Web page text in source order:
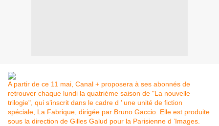
A partir de ce 11 mai, Canal + proposera à ses abonnés de
retrouver chaque lundi la quatrième saison de "La nouvelle
trilogie", qui s’inscrit dans le cadre d ’ une unité de fiction
spéciale, La Fabrique, dirigée par Bruno Gaccio. Elle est produite
sous la direction de Gilles Galud pour la Parisienne d ’Images.